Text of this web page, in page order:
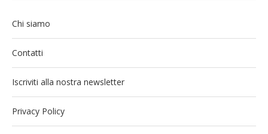
Chi siamo
Contatti
Iscriviti alla nostra newsletter
Privacy Policy